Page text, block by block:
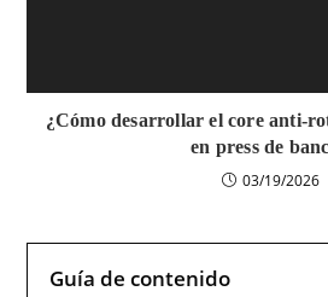
¿Cómo desarrollar el core anti-
en press de
03/19/2026
Guía de contenido